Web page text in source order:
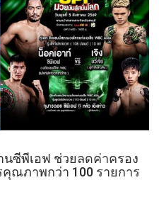
นซีพีเอฟ ช่วยลดค่าครอง
ณภาพกว่า 100 รายการ